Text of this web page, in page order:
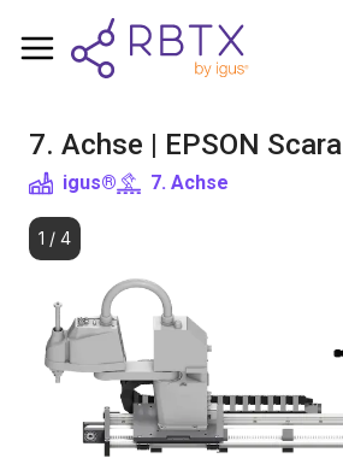
7. Achse | EPSON
igus® 7. Achse
1 / 4
Warenkorb
Im Shop stöbern